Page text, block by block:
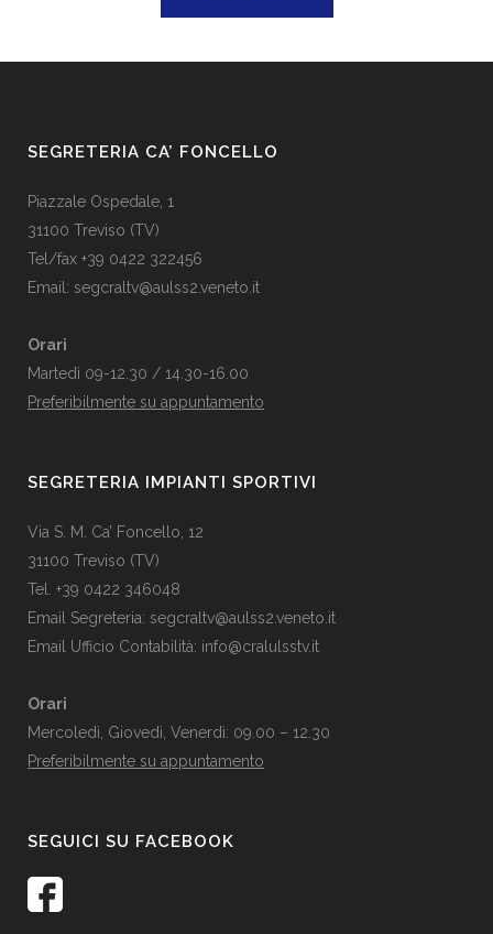
SEGRETERIA CA’ FONCELLO
Piazzale Ospedale, 1
31100 Treviso (TV)
Tel/fax +39 0422 322456
Email: segcraltv@aulss2.veneto.it
Orari
Martedì 09-12.30 / 14.30-16.00
Preferibilmente su appuntamento
SEGRETERIA IMPIANTI SPORTIVI
Via S. M. Ca’ Foncello, 12
31100 Treviso (TV)
Tel. +39 0422 346048
Email Segreteria: segcraltv@aulss2.veneto.it
Email Ufficio Contabilità: info@cralulsstv.it
Orari
Mercoledì, Giovedì, Venerdì: 09.00 – 12.30
Preferibilmente su appuntamento
SEGUICI SU FACEBOOK